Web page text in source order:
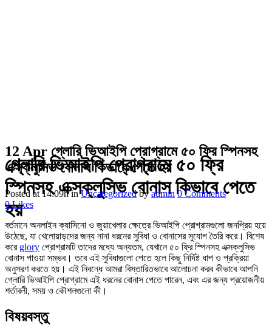
গ্লোরি ভিআইপি প্রোগ্রামে ৫০ ফ্রি
স্পিনসহ এক্সক্লুসিভ বোনাস কিভাবে পেতে
হয়
12 Apr গ্লোরি ভিআইপি প্রোগ্রামে ৫০ ফ্রি স্পিনসহ
এক্সক্লুসিভ বোনাস কিভাবে পেতে হয়
Posted at 14:09hinUncategorized byadmin 0 Comments
0Likes
বর্তমানে অনলাইন ক্যাসিনো ও জুয়াখেলার ক্ষেত্রে ভিআইপি প্রোগ্রামগুলো জনপ্রিয় হয়ে
উঠেছে, যা খেলোয়াড়দের জন্য নানা ধরনের সুবিধা ও বোনাসের সুযোগ তৈরি করে। বিশেষ
করে glory প্রোগ্রামটি তাদের মধ্যে অন্যতম, যেখানে ৫০ ফ্রি স্পিনসহ এক্সক্লুসিভ
বোনাস পাওয়া সম্ভব। তবে এই সুবিধাগুলো পেতে হলে কিছু নির্দিষ্ট ধাপ ও প্রক্রিয়া
অনুসরণ করতে হয়। এই নিবন্ধে আমরা বিস্তারিতভাবে আলোচনা করব কীভাবে আপনি
গ্লোরি ভিআইপি প্রোগ্রামে এই ধরনের বোনাস পেতে পারেন, এবং এর জন্য প্রয়োজনীয়
শর্তাবলী, সময় ও কৌশলগুলো কী।
বিষয়বস্তু